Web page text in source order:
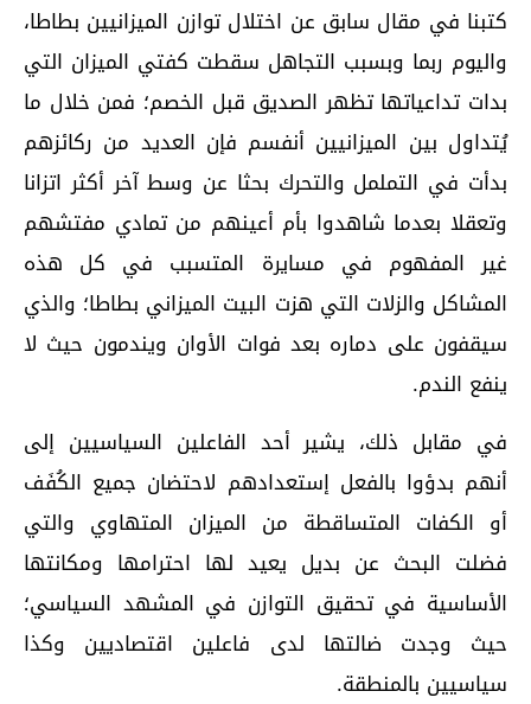
كتبنا في مقال سابق عن اختلال توازن الميزانيين بطاطا،
واليوم ربما وبسبب التجاهل سقطت كفتي الميزان التي
بدات تداعياتها تظهر الصديق قبل الخصم؛ فمن خلال ما
يُتداول بين الميزانيين أنفسم فإن العديد من ركائزهم
بدأت في التململ والتحرك بحثا عن وسط آخر أكثر اتزانا
وتعقلا بعدما شاهدوا بأم أعينهم من تمادي مفتشهم
غير المفهوم في مسايرة المتسبب في كل هذه
المشاكل والزلات التي هزت البيت الميزاني بطاطا؛ والذي
سيقفون على دماره بعد فوات الأوان ويندمون حيث لا
ينفع الندم.
في مقابل ذلك، يشير أحد الفاعلين السياسيين إلى
أنهم بدؤوا بالفعل إستعدادهم لاحتضان جميع الكُفَف
أو الكفات المتساقطة من الميزان المتهاوي والتي
فضلت البحث عن بديل يعيد لها احترامها ومكانتها
الأساسية في تحقيق التوازن في المشهد السياسي؛
حيث وجدت ضالتها لدى فاعلين اقتصاديين وكذا
سياسيين بالمنطقة.